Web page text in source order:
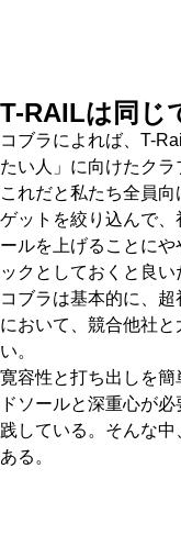
T-RAILは同じ
コブラによれば、T-
たい人」に向けたクラ
これだと私たち全員
ゲットを絞り込んで
ールを上げることに
ックとしておくと良い
コブラは基本的に、
において、競合他社
い。
寛容性と打ち出しを
ドソールと深重心が
践している。そんな
ある。